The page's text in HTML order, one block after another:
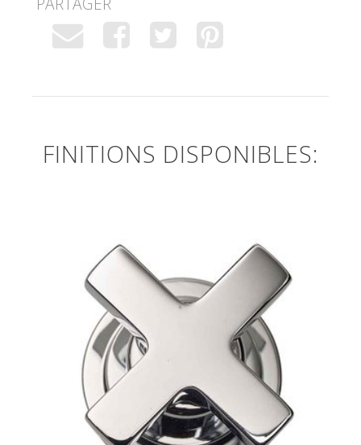
FINITIONS DISPONIBLES: